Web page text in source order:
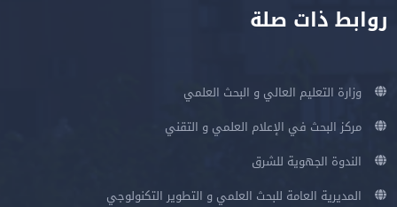
روابط ذات صلة
وزارة التعليم العالي و البحث العلمي
مركز البحث في الإعلام العلمي و التقني
الندوة الجهوية للشرق
المديرية العامة للبحث العلمي و التطوير التكنولوجي